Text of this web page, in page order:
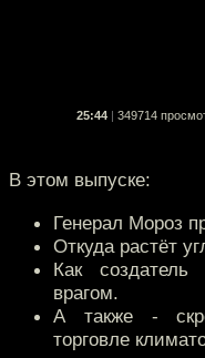
25:44 349714
В этом выпуске:
Генерал Мороз
Откуда растёт
Как
врагом.
А также -
торговле